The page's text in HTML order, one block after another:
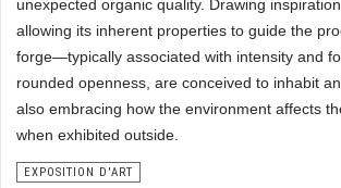
unexpected organic quality. Drawing
allowing its inherent properties to guide the
forge—typically associated with intensity and
rounded openness, are conceived to inhabit
also embracing how the environment affects
when exhibited outside.
EXPOSITION D'ART